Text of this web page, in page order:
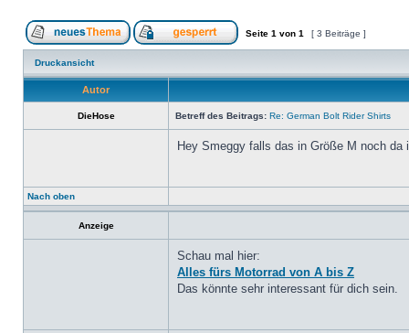
Seite 1 von 1 [ 3 Beiträge ]
Druckansicht
Autor
DieHose Betreff des Beitrags: Re: German Bolt Rider Shirts
Hey Smeggy falls das in Größe M noch
Nach oben
Anzeige
Schau mal hier:
Alles fürs Motorrad von A bis Z
Das könnte sehr interessant für dich sein.